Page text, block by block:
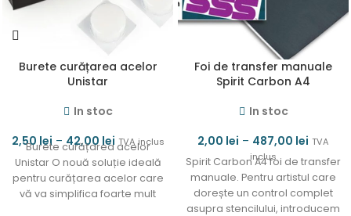
Burete curățarea acelor
Unistar
In stoc
2,50 lei – 42,00 lei TVA inclus
Burete curățarea acelor
Unistar O nouă soluție ideală
pentru curățarea acelor care
vă va simplifica foarte mult
Foi de transfer manuale
Spirit Carbon A4
In stoc
2,00 lei – 487,00 lei TVA
inclus
Spirit Carbon A4 foi de transfer
manuale. Pentru artistul care
dorește un control complet
asupra stencilului, introducem